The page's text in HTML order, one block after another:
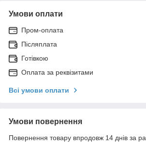
Умови оплати
Пром-оплата
Післяплата
Готівкою
Оплата за реквізитами
Всі умови оплати
Умови повернення
Повернення товару впродовж 14 днів за